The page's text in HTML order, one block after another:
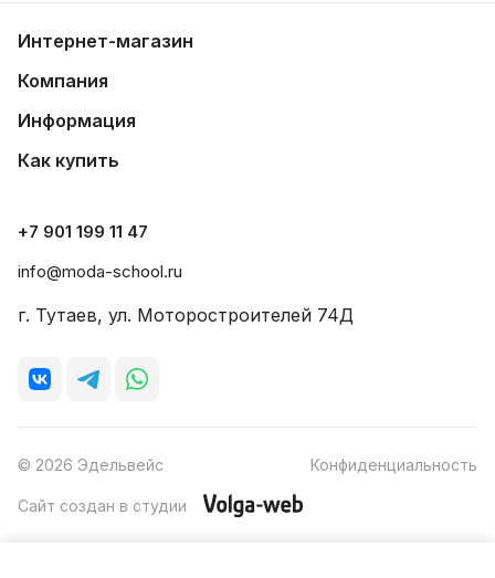
Интернет-магазин
Компания
Информация
Как купить
+7 901 199 11 47
info@moda-school.ru
г. Тутаев, ул. Моторостроителей 74Д
© 2026 Эдельвейс Конфиденциальность
Сайт создан в студии